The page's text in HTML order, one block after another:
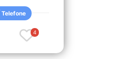
Telefone
4